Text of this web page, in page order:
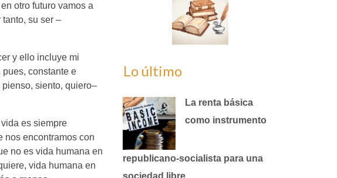
otro futuro vamos a
su ser –
y ello incluye mi
constante e
siento, quiero–
es siempre
nos encontramos con
no es vida humana en
vida humana en
Lo último
La renta básica
como instrumento
republicano‑socialista para una
sociedad libre